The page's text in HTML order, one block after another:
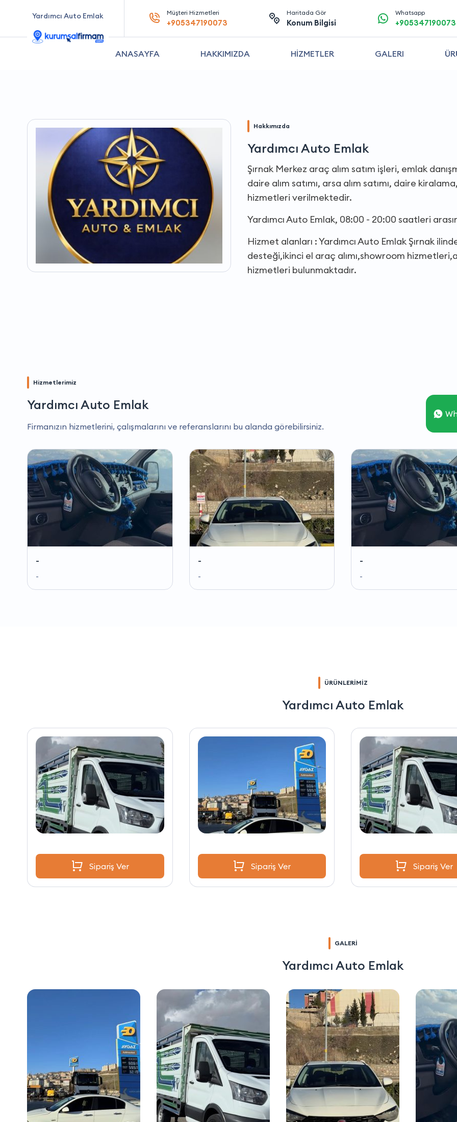
Yardımcı Auto Emlak Müşteri Hizmetleri
+905347190073
Haritada Gör
Konum Bilgisi
Whatsapp
+905347190073
ANASAYFA HAKKIMIZDA HİZMETLER GALERI
Hakkımızda
Yardımcı Auto Emlak
Şırnak Merkez araç alım satım işleri, emlak
daire alım satımı, arsa alım satımı, daire
hizmetleri verilmektedir.
Yardımcı Auto Emlak, 08:00 - 20:00 saatleri
Hizmet alanları : Yardımcı Auto Emlak Şırnak
desteği,ikinci el araç alımı,showroom
hizmetleri bulunmaktadır.
Hizmetlerimiz
Yardımcı Auto Emlak
Firmanızın hizmetlerini, çalışmalarını ve referanslarını bu alanda görebilirsiniz.
-
-
-
-
-
-
ÜRÜNLERİMİZ
Yardımcı Auto Emlak
Sipariş Ver Sipariş Ver Sipariş Ver
GALERİ
Yardımcı Auto Emlak